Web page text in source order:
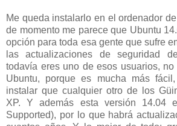
Me queda instalarlo en el ordenador
de momento me parece que Ubuntu
opción para toda esa gente que sufre
las actualizaciones de seguridad
todavía eres uno de esos usuarios,
Ubuntu, porque es mucha más
instalar que cualquier otro de los
XP. Y además esta versión 14.04
Supported), por lo que habrá